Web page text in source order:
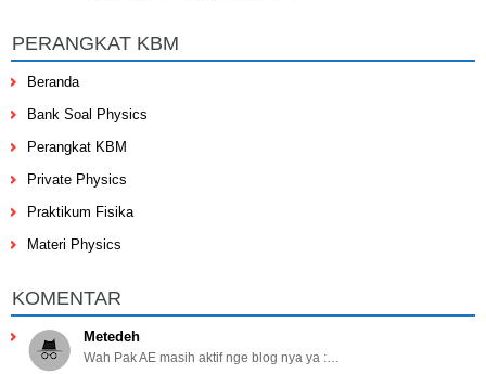
PERANGKAT KBM
Beranda
Bank Soal Physics
Perangkat KBM
Private Physics
Praktikum Fisika
Materi Physics
KOMENTAR
Metedeh
Wah Pak AE masih aktif nge blog nya ya :…